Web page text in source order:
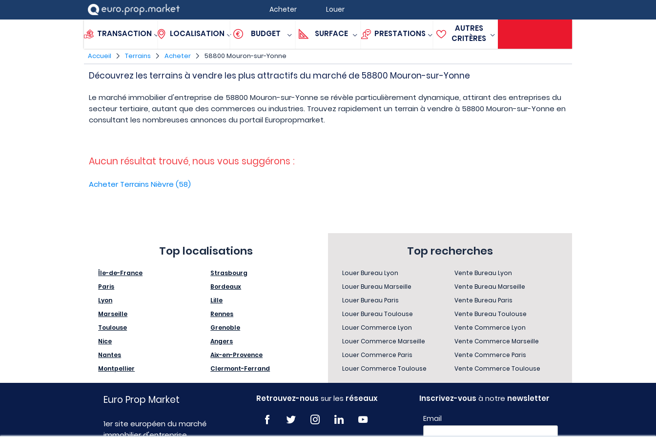
Acheter Louer
TRANSACTION LOCALISATION BUDGET SURFACE PRESTATIONS
AUTRES
CRITÈRES
Accueil Terrains Acheter 58800 Mouron-sur-Yonne
Découvrez les terrains à vendre les plus attractifs du marché de 58800 Mouron-sur-Yonne
Le marché immobilier d'entreprise de 58800 Mouron-sur-Yonne se révèle particulièrement dynamique, attirant des entreprises du
secteur tertiaire, autant que des commerces ou industries. Trouvez rapidement un terrain à vendre à 58800 Mouron-sur-Yonne en
consultant les nombreuses annonces du portail Europropmarket.
Aucun résultat trouvé, nous vous suggérons :
Acheter Terrains Nièvre (58)
Top localisations
Île-de-France
Paris
Lyon
Marseille
Toulouse
Nice
Nantes
Montpellier
Strasbourg
Bordeaux
Lille
Rennes
Grenoble
Angers
Aix-en-Provence
Clermont-Ferrand
Top recherches
Louer Bureau Lyon
Louer Bureau Marseille
Louer Bureau Paris
Louer Bureau Toulouse
Louer Commerce Lyon
Louer Commerce Marseille
Louer Commerce Paris
Louer Commerce Toulouse
Vente Bureau Lyon
Vente Bureau Marseille
Vente Bureau Paris
Vente Bureau Toulouse
Vente Commerce Lyon
Vente Commerce Marseille
Vente Commerce Paris
Vente Commerce Toulouse
Euro Prop Market
1er site européen du marché
Retrouvez-nous sur les réseaux Inscrivez-vous à notre newsletter
Email